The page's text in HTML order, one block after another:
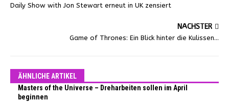
Daily Show with Jon Stewart erneut in UK zensiert
NÄCHSTER
Game of Thrones: Ein Blick hinter die Kulissen…
ÄHNLICHE ARTIKEL
Masters of the Universe – Dreharbeiten sollen im April
beginnen